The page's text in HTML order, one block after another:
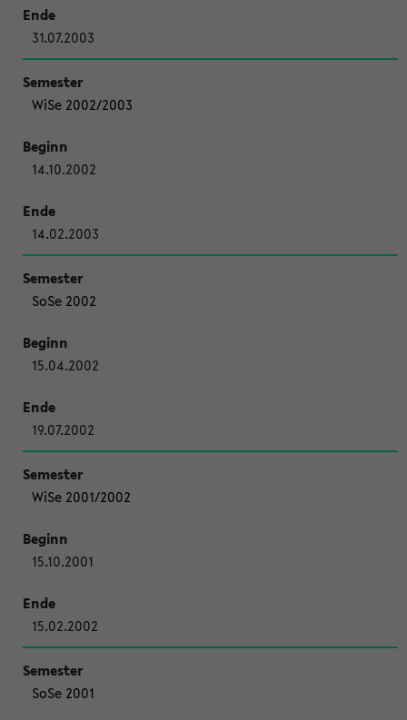
31.07.2003
WiSe 2002/2003
14.10.2002
14.02.2003
SoSe 2002
15.04.2002
19.07.2002
WiSe 2001/2002
15.10.2001
15.02.2002
SoSe 2001